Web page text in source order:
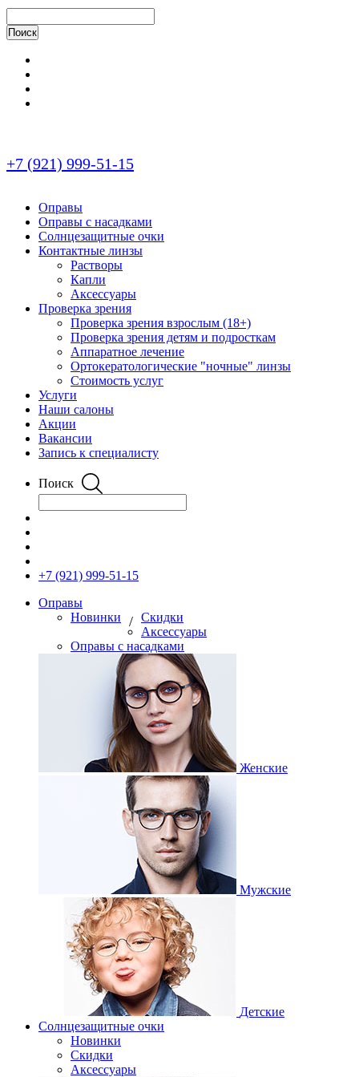
+7 (921) 999-51-15
Оправы
Оправы с насадками
Солнцезащитные очки
Контактные линзы
Растворы
Капли
Аксессуары
Проверка зрения
Проверка зрения взрослым (18+)
Проверка зрения детям и подросткам
Аппаратное лечение
Ортокератологические "ночные" линзы
Стоимость услуг
Услуги
Наши салоны
Акции
Вакансии
Запись к специалисту
Поиск
+7 (921) 999-51-15
Оправы
Новинки
/ Скидки
Аксессуары
Оправы с насадками
Женские
Мужские
Детские
Солнцезащитные очки
Новинки
Скидки
Аксессуары